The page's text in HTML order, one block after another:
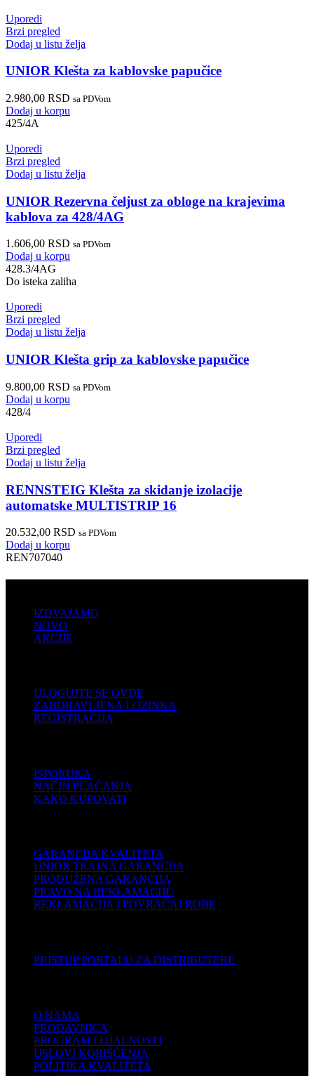
Uporedi
Brzi pregled
Dodaj u listu želja
UNIOR Klešta za kablovske papučice
2.980,00 RSD sa PDVom
Dodaj u korpu
425/4A
Uporedi
Brzi pregled
Dodaj u listu želja
UNIOR Rezervna čeljust za obloge na krajevima
kablova za 428/4AG
1.606,00 RSD sa PDVom
Dodaj u korpu
428.3/4AG
Do isteka zaliha
Uporedi
Brzi pregled
Dodaj u listu želja
UNIOR Klešta grip za kablovske papučice
9.800,00 RSD sa PDVom
Dodaj u korpu
428/4
Uporedi
Brzi pregled
Dodaj u listu želja
RENNSTEIG Klešta za skidanje izolacije
automatske MULTISTRIP 16
20.532,00 RSD sa PDVom
Dodaj u korpu
REN707040
IZDVAJAMO
NOVO
AKCIJE
ULOGUJTE SE OVDE
ZABORAVLJENA LOZINKA
REGISTRACIJA
ISPORUKA
NAČIN PLAĆANJA
KAKO KUPOVATI
GARANCIJA KVALITETA
UNIOR TRAJNA GARANCIJA
PRODUŽENA GARANCIJA
PRAVO NA REKLAMACIJU
REKLAMACIJA I POVRAĆAJ ROBE
PRISTUP PORTALU ZA DISTRIBUTERE
O NAMA
PRODAVNICA
PROGRAM LOJALNOSTI
USLOVI KORIŠĆENJA
POLITIKA KVALITETA